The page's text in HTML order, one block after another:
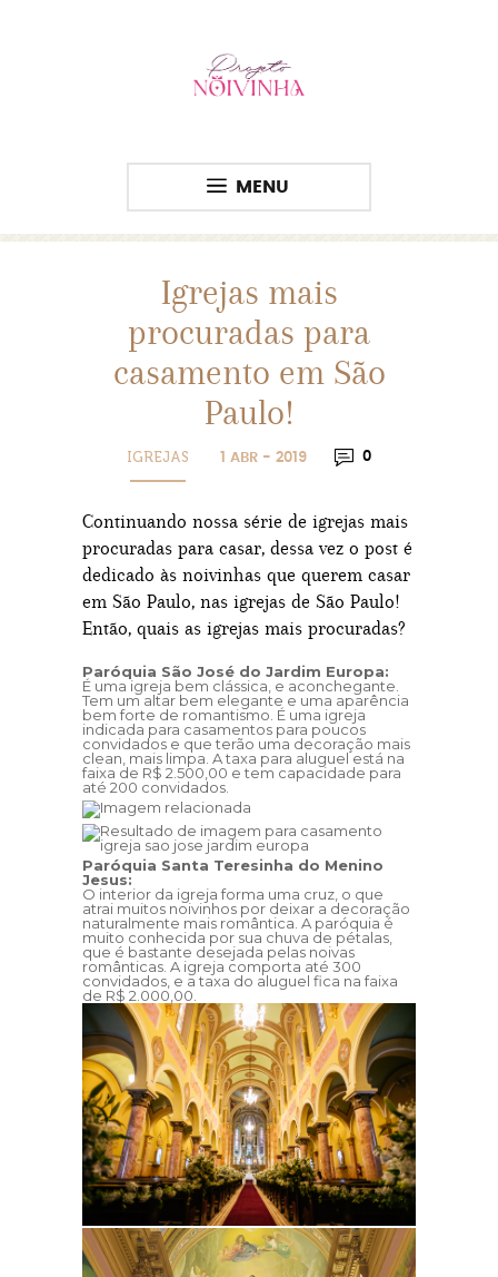
MENU
Igrejas mais
procuradas para
casamento em São
Paulo!
IGREJAS 1 ABR - 2019 0
Continuando nossa série de igrejas mais
procuradas para casar, dessa vez o post é
dedicado às noivinhas que querem casar
em São Paulo, nas igrejas de São Paulo!
Então, quais as igrejas mais procuradas?
Paróquia São José do Jardim Europa:
É uma igreja bem clássica, e aconchegante.
Tem um altar bem elegante e uma aparência
bem forte de romantismo. É uma igreja
indicada para casamentos para poucos
convidados e que terão uma decoração mais
clean, mais limpa. A taxa para aluguel está na
faixa de R$ 2.500,00 e tem capacidade para
até 200 convidados.
Paróquia Santa Teresinha do Menino
Jesus:
O interior da igreja forma uma cruz, o que
atrai muitos noivinhos por deixar a decoração
naturalmente mais romântica. A paróquia é
muito conhecida por sua chuva de pétalas,
que é bastante desejada pelas noivas
românticas. A igreja comporta até 300
convidados, e a taxa do aluguel fica na faixa
de R$ 2.000,00.